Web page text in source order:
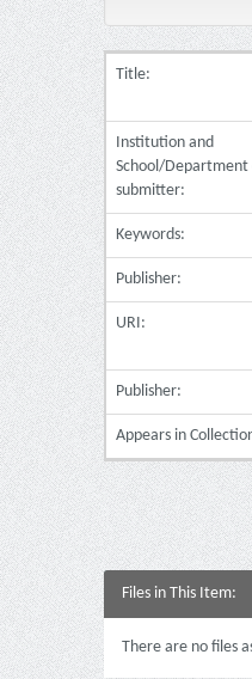
Title:
Institution and
School/Department
submitter:
Keywords:
Publisher:
URI:
Publisher:
Appears in
Files in This Item:
There are no files